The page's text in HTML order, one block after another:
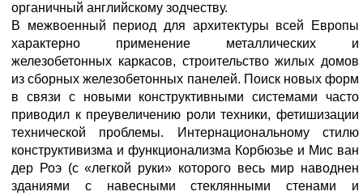
органичный английскому зодчеству.
В межвоенный период для архитектуры всей Европы
характерно применение металлических и
железобетонных каркасов, строительство жилых домов
из сборных железобетонных панелей. Поиск новых форм
в связи с новыми конструктивными системами часто
приводил к преувеличению роли техники, фетишизации
технической проблемы. Интернациональному стилю
конструктивизма и функционализма Корбюзье и Мис ван
дер Роэ (с «легкой руки» которого весь мир наводнен
зданиями с навесными стеклянными стенами и